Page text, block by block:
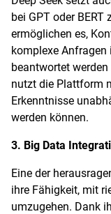
bei GPT oder
ermöglichen es,
komplexe
beantwortet
nutzt die Plattform
Erkenntnisse
werden können.
3. Big Data
Eine der
ihre Fähigkeit, mit
umzugehen. Dank